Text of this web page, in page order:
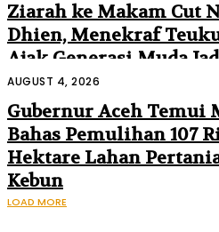
Ziarah ke Makam Cut
Dhien, Menekraf
Ajak Generasi Muda
Sejarah Inspirasi Masa
AUGUST 4, 2026
Gubernur Aceh Temui
Bahas Pemulihan 107
Hektare Lahan
Kebun
LOAD MORE